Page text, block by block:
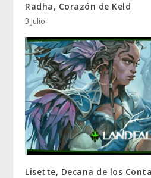
Radha, Corazón de Keld
3 Julio
Lisette, Decana de los